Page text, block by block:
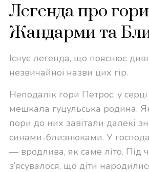
Легенда про гори
Жандарми та
Існує легенда, що пояснює
незвичайної назви цих гір.
Неподалік гори Петрос, у
мешкала гуцульська родина.
пори до них завітали далекі
синами-близнюками. У
— вродлива, як саме літо. Під
з’ясувалося, що діти